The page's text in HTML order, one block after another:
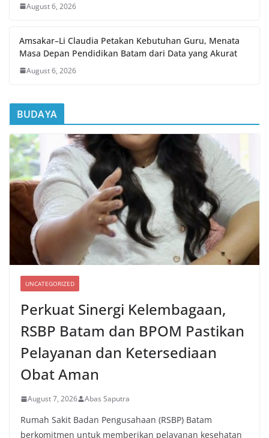
August 6, 2026
Amsakar–Li Claudia Petakan Kebutuhan Guru, Menata
Masa Depan Pendidikan Batam dari Data yang Akurat
August 6, 2026
BUDAYA
UNCATEGORIZED
Perkuat Sinergi Kelembagaan,
RSBP Batam dan BPOM Pastikan
Pelayanan dan Ketersediaan
Obat Aman
August 7, 2026 Abas Saputra
Rumah Sakit Badan Pengusahaan (RSBP) Batam
berkomitmen untuk memberikan pelayanan kesehatan